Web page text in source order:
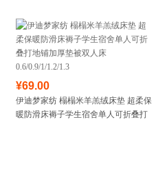
¥69.00
伊迪梦家纺 榻榻米羊羔绒床垫 超柔保
暖防滑床褥子学生宿舍单人可折叠打